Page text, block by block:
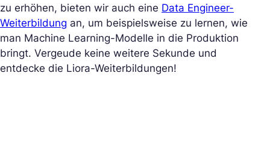
zu erhöhen, bieten wir auch eine Data Engineer-
Weiterbildung an, um beispielsweise zu lernen, wie
man Machine Learning-Modelle in die Produktion
bringt. Vergeude keine weitere Sekunde und
entdecke die Liora-Weiterbildungen!